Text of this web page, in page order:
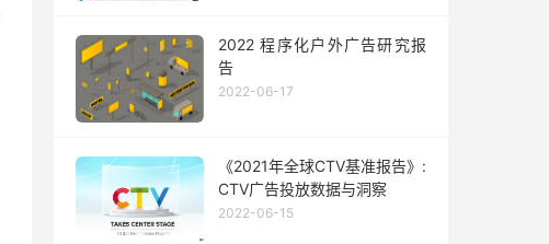
2022 程序化户外广告研究报
告
2022-06-17
《2021年全球CTV基准报告》:
CTV广告投放数据与洞察
2022-06-15